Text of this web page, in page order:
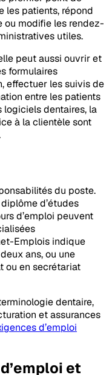
les patients, répond
ou modifie les rendez-
utiles.
peut aussi ouvrir et
formulaires
effectuer les suivis de
entre les patients
logiciels dentaires, la
à la clientèle sont
du poste.
d’études
d’emploi peuvent
Emplois indique
ans, ou une
ou en secrétariat
dentaire,
et assurances
d’emploi
et